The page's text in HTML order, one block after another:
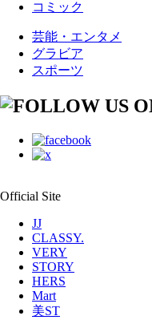
コミック
芸能・エンタメ
グラビア
スポーツ
Official Site
JJ
CLASSY.
VERY
STORY
HERS
Mart
美ST